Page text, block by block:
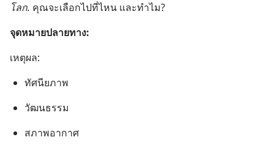
โลก. คุณ​จะ​เลือก​ไป​ที่​ไหน และ​ทำไม?
จุด​หมาย​ปลาย​ทาง:
เหตุ​ผล:
ทัศนียภาพ
วัฒนธรรม
สภาพ​อากาศ